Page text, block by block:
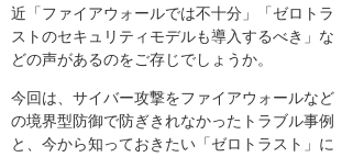
近「ファイアウォールでは不十分」「ゼロトラ
ストのセキュリティモデルも導入するべき」な
どの声があるのをご存じでしょうか。
今回は、サイバー攻撃をファイアウォールなど
の境界型防御で防ぎきれなかったトラブル事例
と、今から知っておきたい「ゼロトラスト」に